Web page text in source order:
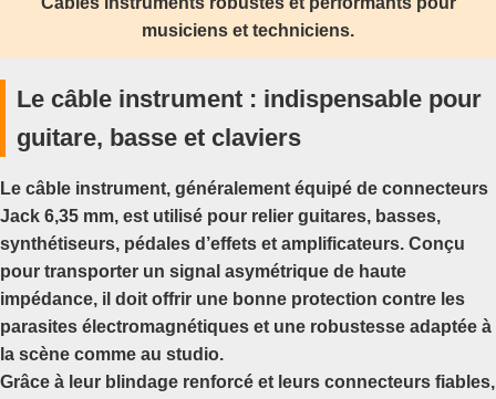
musiciens et techniciens.
Le câble instrument : indispensable pour
guitare, basse et claviers
Le câble instrument, généralement équipé de connecteurs
Jack 6,35 mm, est utilisé pour relier guitares, basses,
synthétiseurs, pédales d’effets et amplificateurs. Conçu
pour transporter un signal asymétrique de haute
impédance, il doit offrir une bonne protection contre les
parasites électromagnétiques et une robustesse adaptée à
la scène comme au studio.
Grâce à leur blindage renforcé et leurs connecteurs fiables,